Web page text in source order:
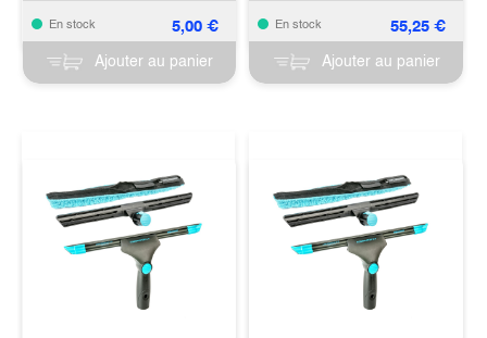
En stock 5,00€
Ajouter au panier
En stock 55,25€
Ajouter au panier